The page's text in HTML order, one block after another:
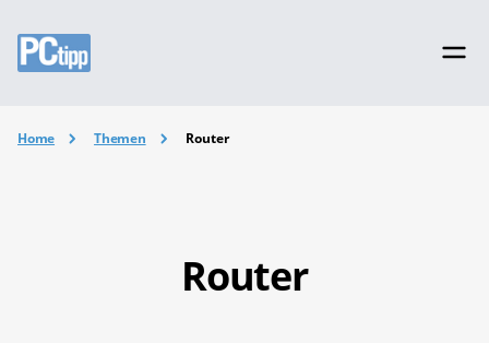
Home Themen Router
Router